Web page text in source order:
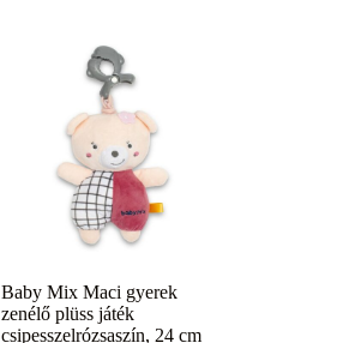
Baby Mix Maci gyerek
zenélő plüss játék
csipesszelrózsaszín, 24 cm